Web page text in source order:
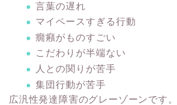
言葉の遅れ
マイペースすぎる行動
癇癪がものすごい
こだわりが半端ない
人との関りが苦手
集団行動が苦手
広汎性発達障害のグレーゾーンです。